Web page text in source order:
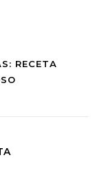
RECETA